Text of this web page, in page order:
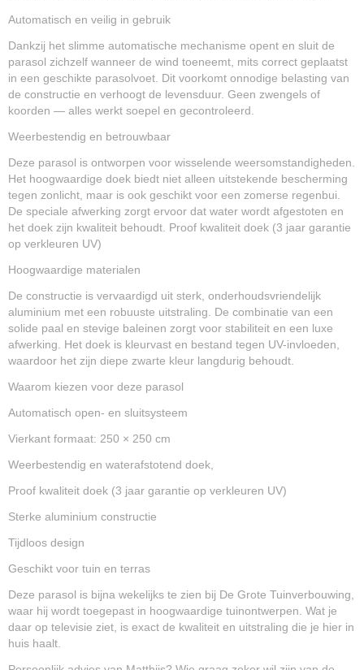
Automatisch en veilig in gebruik
Dankzij het slimme automatische mechanisme opent en sluit de
parasol zichzelf wanneer de wind toeneemt, mits correct geplaatst
in een geschikte parasolvoet. Dit voorkomt onnodige belasting van
de constructie en verhoogt de levensduur. Geen zwengels of
koorden — alles werkt soepel en gecontroleerd.
Weerbestendig en betrouwbaar
Deze parasol is ontworpen voor wisselende weersomstandigheden.
Het hoogwaardige doek biedt niet alleen uitstekende bescherming
tegen zonlicht, maar is ook geschikt voor een zomerse regenbui.
De speciale afwerking zorgt ervoor dat water wordt afgestoten en
het doek zijn kwaliteit behoudt. Proof kwaliteit doek (3 jaar garantie
op verkleuren UV)
Hoogwaardige materialen
De constructie is vervaardigd uit sterk, onderhoudsvriendelijk
aluminium met een robuuste uitstraling. De combinatie van een
solide paal en stevige baleinen zorgt voor stabiliteit en een luxe
afwerking. Het doek is kleurvast en bestand tegen UV-invloeden,
waardoor het zijn diepe zwarte kleur langdurig behoudt.
Waarom kiezen voor deze parasol
Automatisch open- en sluitsysteem
Vierkant formaat: 250 × 250 cm
Weerbestendig en waterafstotend doek,
Proof kwaliteit doek (3 jaar garantie op verkleuren UV)
Sterke aluminium constructie
Tijdloos design
Geschikt voor tuin en terras
Deze parasol is bijna wekelijks te zien bij De Grote Tuinverbouwing,
waar hij wordt toegepast in hoogwaardige tuinontwerpen. Wat je
daar op televisie ziet, is exact de kwaliteit en uitstraling die je hier in
huis haalt.